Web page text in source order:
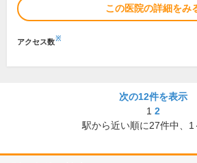
この医院の詳細をみ
アクセス数※
次の12件を表示
1 2
駅から近い順に27件中、 1